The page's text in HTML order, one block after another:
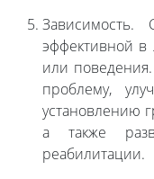
эффективной в
или
проблему,
установлению
а также
реабилитации.